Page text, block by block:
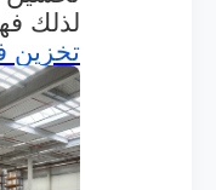
لذلك
تخزين